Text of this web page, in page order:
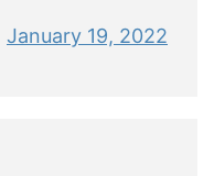
January 19, 2022